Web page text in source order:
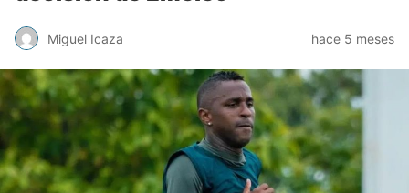
Miguel Icaza hace 5 meses